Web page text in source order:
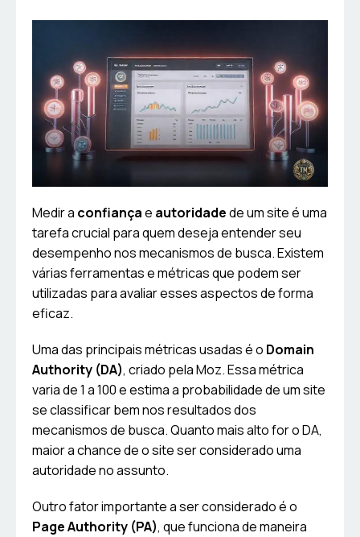
Medir a confiançae autoridadede um site é uma
tarefa crucial para quem deseja entender seu
desempenho nos mecanismos de busca. Existem
várias ferramentas e métricas que podem ser
utilizadas para avaliar esses aspectos de forma
eficaz.
Uma das principais métricas usadas é o Domain
Authority (DA), criado pela Moz. Essa métrica
varia de 1 a 100 e estima a probabilidade de um site
se classificar bem nos resultados dos
mecanismos de busca. Quanto mais alto for o DA,
maior a chance de o site ser considerado uma
autoridade no assunto.
Outro fator importante a ser considerado é o
Page Authority (PA), que funciona de maneira